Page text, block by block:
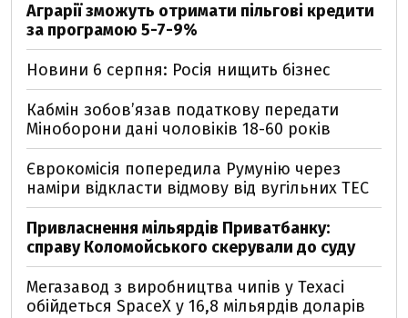
Аграрії зможуть отримати пільгові кредити
за програмою 5-7-9%
Новини 6 серпня: Росія нищить бізнес
Кабмін зобовʼязав податкову передати
Міноборони дані чоловіків 18-60 років
Єврокомісія попередила Румунію через
наміри відкласти відмову від вугільних ТЕС
Привласнення мільярдів Приватбанку:
справу Коломойського скерували до суду
Мегазавод з виробництва чипів у Техасі
обійдеться SpaceX у 16,8 мільярдів доларів